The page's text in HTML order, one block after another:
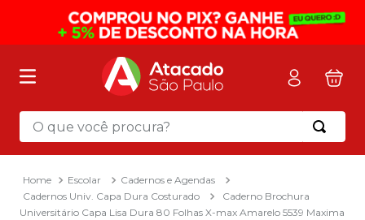
O que você procura?
Escolar
Cadernos e Agendas
Cadernos Univ. Capa Dura Costurado
Caderno Brochura
Universitário Capa Lisa Dura 80 Folhas X-max Amarelo 5539 Maxima
Termos mais buscados
mochila
2º sacola